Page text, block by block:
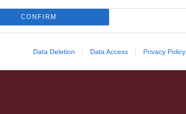
CONFIRM
Data Deletion Data Access Privacy Policy